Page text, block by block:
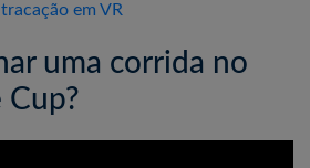
em VR
uma corrida no
Cup?